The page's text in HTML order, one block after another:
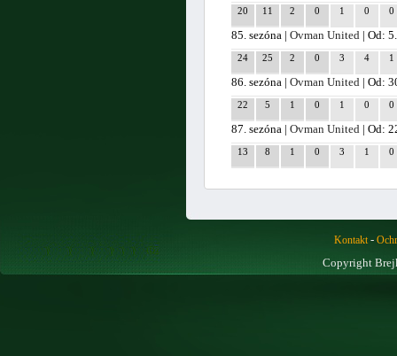
20 11 2 0 1 0 0
85. sezóna |Ovman United | Od:
24 25 2 0 3 4 1
86. sezóna |Ovman United | Od:
22 5 1 0 1 0 0
87. sezóna |Ovman United | Od:
13 8 1 0 3 1 0
Kontakt-
Copyright